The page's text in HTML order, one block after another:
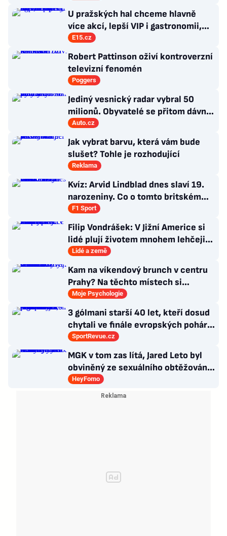
zajeté pořádky
U pražských hal chceme hlavně
více akcí, lepší VIP i gastronomii,
říká evropský šéf Live Nation
E15.cz
Robert Pattinson oživí kontroverzní
televizní fenomén
Poggers
Jediný vesnický radar vybral 50
milionů. Obyvatelé se přitom dávno
bouřili
Auto.cz
Jak vybrat barvu, která vám bude
slušet? Tohle je rozhodující
Reklama
Kvíz: Arvid Lindblad dnes slaví 19.
narozeniny. Co o tomto britském
závodníkovi víte?
F1 Sport
Filip Vondrášek: V Jižní Americe si
lidé plují životem mnohem lehčeji,
věci tolik neřeší
Lidé a země
Kam na víkendový brunch v centru
Prahy? Na těchto místech si
dlouhou snídani užívají i místní
Moje Psychologie
3 gólmani starší 40 let, kteří dosud
chytali ve finále evropských pohárů.
Všichni odešli ze hřiště jako
SportRevue.cz
MGK v tom zas lítá, Jared Leto byl
obviněný ze sexuálního obtěžování
a zemřely Bonnie Tyler a Mary
HeyFomo